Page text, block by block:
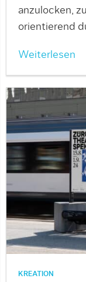
anzulocken,
orientierend
Weiterlesen
KREATION